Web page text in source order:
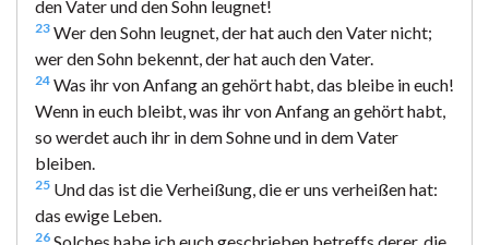
den Vater und den Sohn leugnet!
23 Wer den Sohn leugnet, der hat auch den Vater nicht;
wer den Sohn bekennt, der hat auch den Vater.
24 Was ihr von Anfang an gehört habt, das bleibe in euch!
Wenn in euch bleibt, was ihr von Anfang an gehört habt,
so werdet auch ihr in dem Sohne und in dem Vater
bleiben.
25 Und das ist die Verheißung, die er uns verheißen hat:
das ewige Leben.
26 Solches habe ich euch geschrieben betreffs derer, die